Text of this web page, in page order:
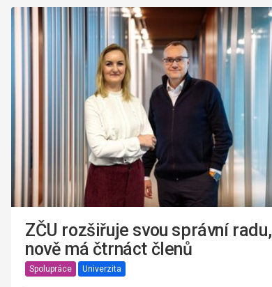
ZČU rozšiřuje svou správní radu,
nově má čtrnáct členů
Spolupráce Univerzita